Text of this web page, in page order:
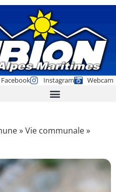
Facebook Instagram Webcam
»Vie communale»